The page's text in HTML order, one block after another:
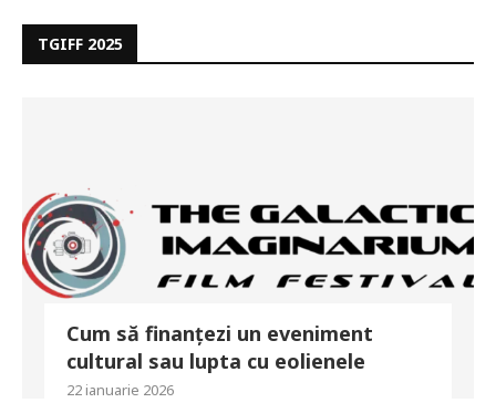
TGIFF 2025
Cum să finanțezi un eveniment
cultural sau lupta cu eolienele
22 ianuarie 2026